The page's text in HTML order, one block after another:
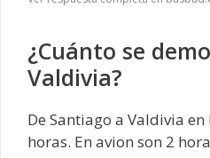
¿Cuánto se
Valdivia?
De Santiago a Valdivia
horas. En avion son 2